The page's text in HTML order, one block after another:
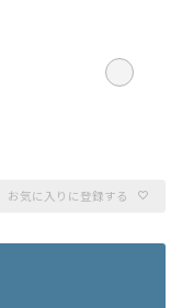
お気に入りに登録する